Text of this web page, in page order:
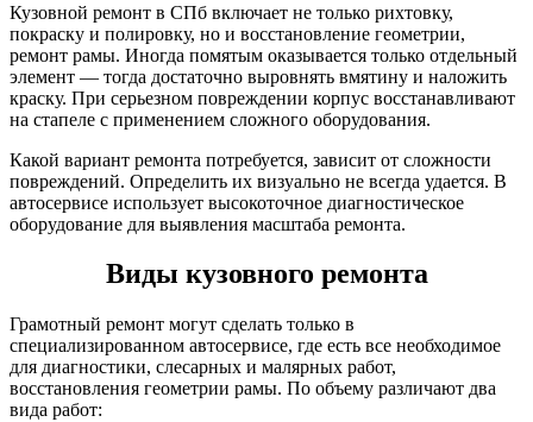
Кузовной ремонт в СПб включает не только рихтовку,
покраску и полировку, но и восстановление геометрии,
ремонт рамы. Иногда помятым оказывается только отдельный
элемент — тогда достаточно выровнять вмятину и наложить
краску. При серьезном повреждении корпус восстанавливают
на стапеле с применением сложного оборудования.
Какой вариант ремонта потребуется, зависит от сложности
повреждений. Определить их визуально не всегда удается. В
автосервисе использует высокоточное диагностическое
оборудование для выявления масштаба ремонта.
Виды кузовного ремонта
Грамотный ремонт могут сделать только в
специализированном автосервисе, где есть все необходимое
для диагностики, слесарных и малярных работ,
восстановления геометрии рамы. По объему различают два
вида работ: